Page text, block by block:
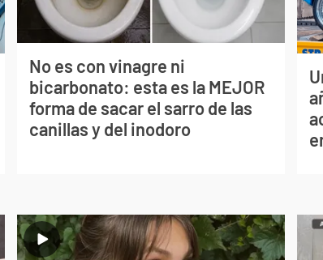
No es con vinagre ni
bicarbonato: esta es la MEJOR
forma de sacar el sarro de las
canillas y del inodoro